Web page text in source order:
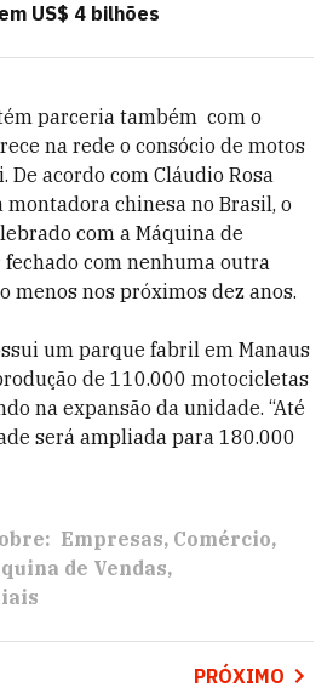
US$ 4 bilhões
parceria também com o
na rede o consócio de motos
De acordo com Cláudio Rosa
chinesa no Brasil, o
com a Máquina de
fechado com nenhuma outra
menos nos próximos dez anos.
um parque fabril em Manaus
de 110.000 motocicletas
na expansão da unidade. “Até
será ampliada para 180.000
Empresas Comércio
de Vendas
PRÓXIMO